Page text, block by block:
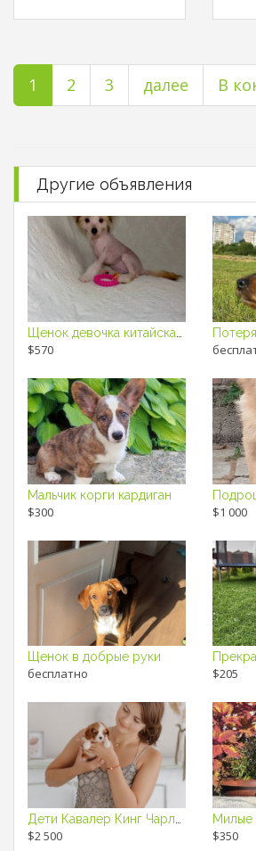
1 2 3 далее В
Другие объявления
$570
Мальчик корги кардиган
$300 $1 000
Щенок в добрые руки
бесплатно $205
Дети Кавалер Кинг Чарльз Спаниель
$2 500 $350